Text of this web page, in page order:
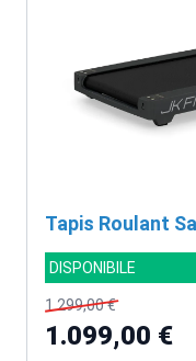
Tapis Roulant
DISPONIBILE
1.299,00 €
1.099,00 €